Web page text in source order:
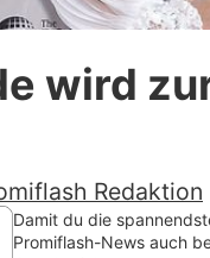
wird
Redaktion
Damit du die
Promiflash-News auch